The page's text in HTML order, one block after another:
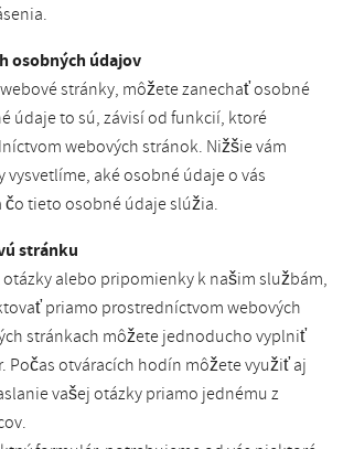
osobných údajov
stránky, môžete zanechať osobné
údaje to sú, závisí od funkcií, ktoré
webových stránok. Nižšie vám
aké osobné údaje o vás
čo tieto osobné údaje slúžia.
stránku
alebo pripomienky k našim službám,
priamo prostredníctvom webových
stránkach môžete jednoducho vyplniť
Počas otváracích hodín môžete využiť aj
vašej otázky priamo jednému z